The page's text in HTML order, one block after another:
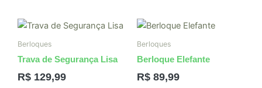
Berloques
Trava de Segurança Lisa
R$ 129,99
Berloques
Berloque Elefante
R$ 89,99